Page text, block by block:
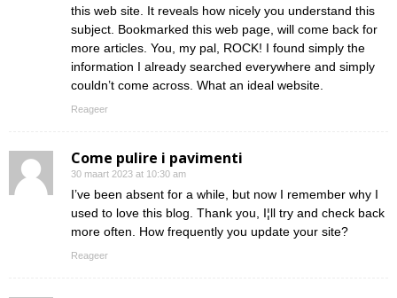
this web site. It reveals how nicely you understand this
subject. Bookmarked this web page, will come back for
more articles. You, my pal, ROCK! I found simply the
information I already searched everywhere and simply
couldn’t come across. What an ideal website.
Reageer
Come pulire i pavimenti
30 maart 2023 at 10:30 am
I’ve been absent for a while, but now I remember why I
used to love this blog. Thank you, I¦ll try and check back
more often. How frequently you update your site?
Reageer